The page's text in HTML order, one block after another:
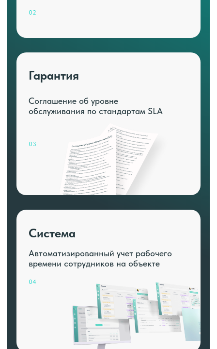
04
Система
Автоматизированный учет рабочего
времени сотрудников на объекте
03
02
Гарантия
Соглашение об уровне
обслуживания по стандартам SLA